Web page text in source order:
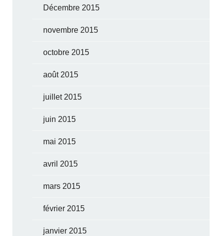
Décembre 2015
novembre 2015
octobre 2015
août 2015
juillet 2015
juin 2015
mai 2015
avril 2015
mars 2015
février 2015
janvier 2015